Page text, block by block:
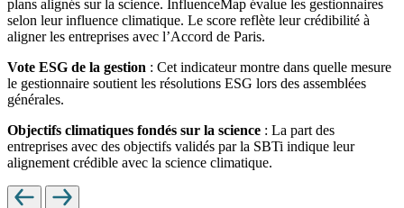
plans alignés sur la science. InfluenceMap évalue les gestionnaires
selon leur influence climatique. Le score reflète leur crédibilité à
aligner les entreprises avec l’Accord de Paris.
Vote ESG de la gestion : Cet indicateur montre dans quelle mesure
le gestionnaire soutient les résolutions ESG lors des assemblées
générales.
Objectifs climatiques fondés sur la science : La part des
entreprises avec des objectifs validés par la SBTi indique leur
alignement crédible avec la science climatique.